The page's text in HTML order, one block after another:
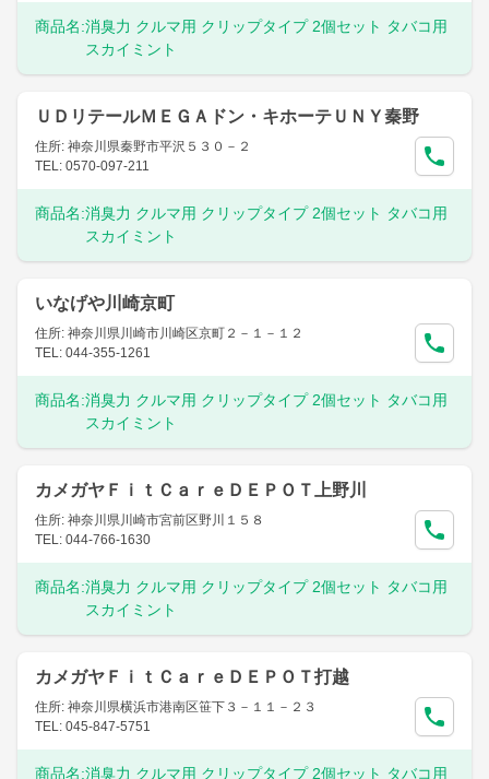
商品名:消臭力 クルマ用 クリップタイプ 2個セット タバコ用
スカイミント
ＵＤリテールＭＥＧＡドン・キホーテＵＮＹ秦野
住所: 神奈川県秦野市平沢５３０－２
TEL: 0570-097-211
商品名:消臭力 クルマ用 クリップタイプ 2個セット タバコ用
スカイミント
いなげや川崎京町
住所: 神奈川県川崎市川崎区京町２－１－１２
TEL: 044-355-1261
商品名:消臭力 クルマ用 クリップタイプ 2個セット タバコ用
スカイミント
カメガヤＦｉｔＣａｒｅＤＥＰＯＴ上野川
住所: 神奈川県川崎市宮前区野川１５８
TEL: 044-766-1630
商品名:消臭力 クルマ用 クリップタイプ 2個セット タバコ用
スカイミント
カメガヤＦｉｔＣａｒｅＤＥＰＯＴ打越
住所: 神奈川県横浜市港南区笹下３－１１－２３
TEL: 045-847-5751
商品名:消臭力 クルマ用 クリップタイプ 2個セット タバコ用